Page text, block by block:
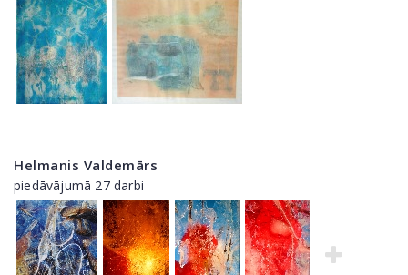
Helmanis Valdemārs
piedāvājumā 27 darbi